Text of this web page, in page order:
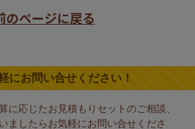
のページに戻る
にお問い合せください！
に応じたお見積もりセットのご相談、
ましたらお気軽にお問い合せくださ